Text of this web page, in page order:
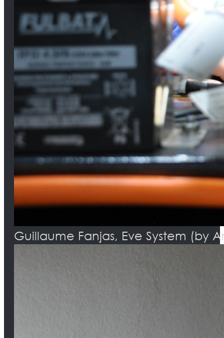
Guillaume Fanjas, Eve System (by